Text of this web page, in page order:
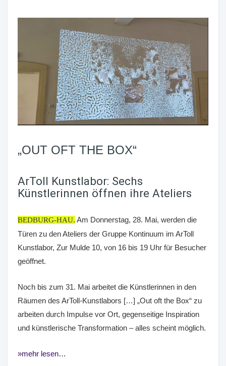
„OUT OFT THE BOX“
ArToll Kunstlabor: Sechs
Künstlerinnen öffnen ihre Ateliers
BEDBURG-HAU. Am Donnerstag, 28. Mai, werden die
Türen zu den Ateliers der Gruppe Kontinuum im ArToll
Kunstlabor, Zur Mulde 10, von 16 bis 19 Uhr für Besucher
geöffnet.
Noch bis zum 31. Mai arbeitet die Künstlerinnen in den
Räumen des ArToll-Kunstlabors […] „Out oft the Box“ zu
arbeiten durch Impulse vor Ort, gegenseitige Inspiration
und künstlerische Transformation – alles scheint möglich.
mehr lesen…